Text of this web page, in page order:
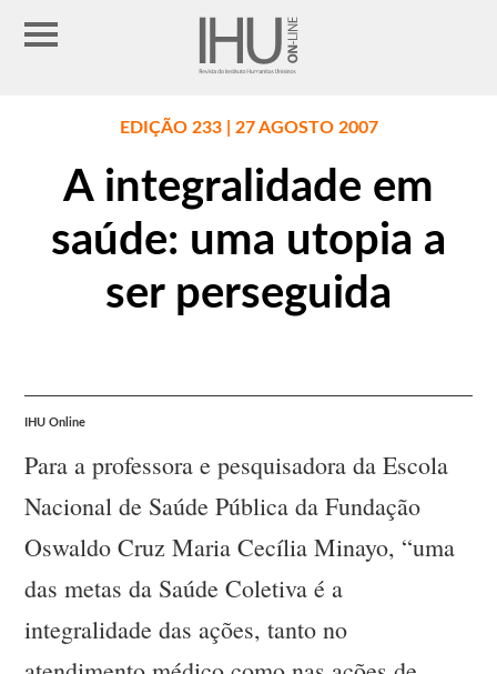
EDIÇÃO 233 | 27 AGOSTO 2007
A integralidade em
saúde: uma utopia a
ser perseguida
IHU Online
Para a professora e pesquisadora da Escola
Nacional de Saúde Pública da Fundação
Oswaldo Cruz Maria Cecília Minayo, “uma
das metas da Saúde Coletiva é a
integralidade das ações, tanto no